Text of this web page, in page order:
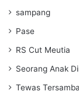
sampang
Pase
RS Cut Meutia
Seorang Anak
Tewas